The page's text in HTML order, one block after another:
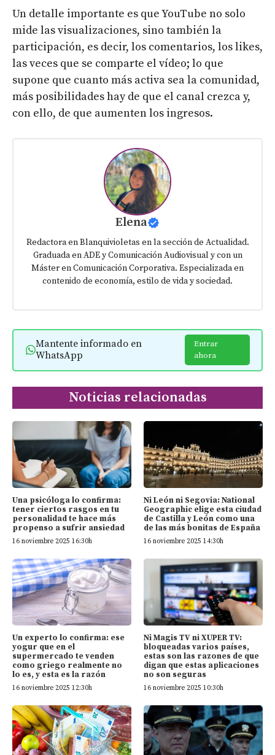
Un detalle importante es que YouTube no solo
mide las visualizaciones, sino también la
participación, es decir, los comentarios, los likes,
las veces que se comparte el vídeo; lo que
supone que cuanto más activa sea la comunidad,
más posibilidades hay de que el canal crezca y,
con ello, de que aumenten los ingresos.
Elena
Redactora en Blanquivioletas en la sección de Actualidad.
Graduada en ADE y Comunicación Audiovisual y con un
Máster en Comunicación Corporativa. Especializada en
contenido de economía, estilo de vida y sociedad.
Mantente informado en
WhatsApp
Entrar
ahora
Noticias relacionadas
Una psicóloga lo confirma:
tener ciertos rasgos en tu
personalidad te hace más
propenso a sufrir ansiedad
16 noviembre 2025 16:30h
Ni León ni Segovia: National
Geographic elige esta ciudad
de Castilla y León como una
de las más bonitas de España
16 noviembre 2025 14:30h
Un experto lo confirma: ese
yogur que en el
supermercado te venden
como griego realmente no
lo es, y esta es la razón
16 noviembre 2025 12:30h
Ni Magis TV ni XUPER TV:
bloqueadas varios países,
estas son las razones de que
digan que estas aplicaciones
no son seguras
16 noviembre 2025 10:30h